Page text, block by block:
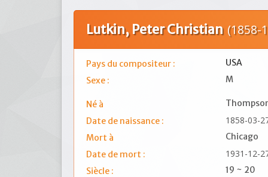
Lutkin, Peter Christian (1858-
Pays du compositeur :
USA
Sexe :
M
Né à
Date de naissance :
1858-03-
Mort à
Chicago
Date de mort :
1931-12-
Siècle : 19 ~ 20